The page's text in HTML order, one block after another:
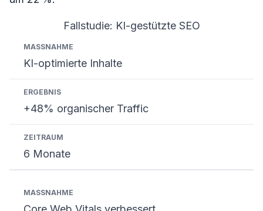
Fallstudie: KI-gestützte SEO
MaßnahmeErgebnis
KI-optimierte Inhalte
+48% organischer Traffic
6 Monate